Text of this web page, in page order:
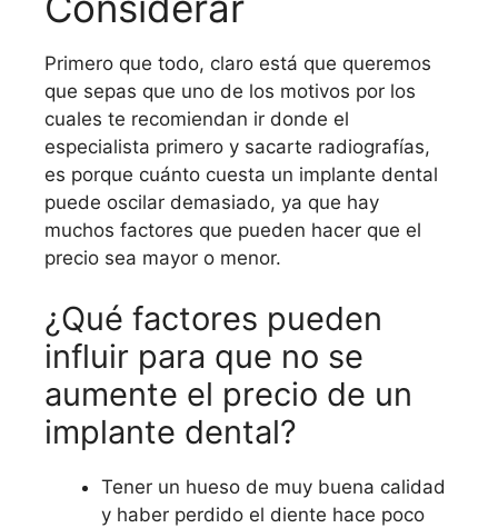
Primero que todo, claro está que queremos
que sepas que uno de los motivos por los
cuales te recomiendan ir donde el
especialista primero y sacarte radiografías,
es porque cuánto cuesta un implante dental
puede oscilar demasiado, ya que hay
muchos factores que pueden hacer que el
precio sea mayor o menor.
¿Qué factores pueden
influir para que no se
aumente el precio de un
implante dental?
Tener un hueso de muy buena calidad
y haber perdido el diente hace poco